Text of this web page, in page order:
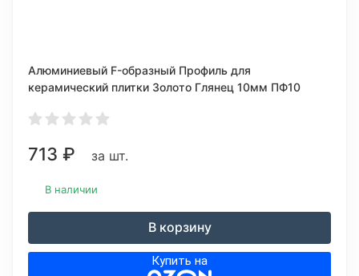
Алюминиевый F-образный Профиль для
керамический плитки Золото Глянец 10мм ПФ10
713 ₽ за шт.
В наличии
В корзину
Купить на